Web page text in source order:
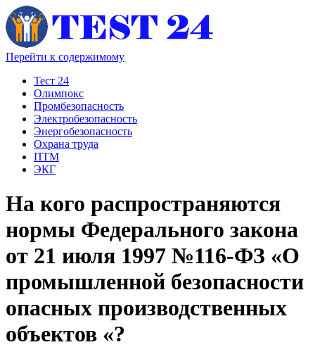
Перейти к содержимому
Тест 24
Олимпокс
Промбезопасность
Электробезопасность
Энергобезопасность
Охрана труда
ПТМ
ЭКГ
На кого распространяются
нормы Федерального закона
oт 21 июля 1997 №116-ФЗ «О
промышленной безопасности
опасных производственных
объектов «?